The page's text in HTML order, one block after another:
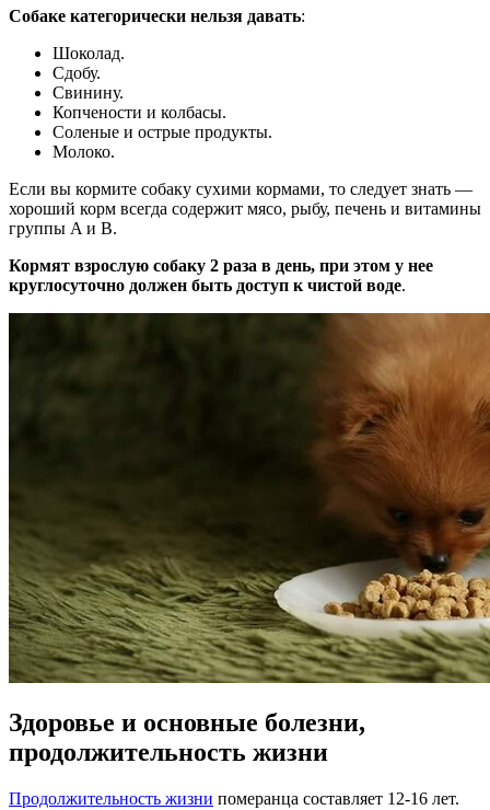
Собаке категорически нельзя давать:
Шоколад.
Сдобу.
Свинину.
Копчености и колбасы.
Соленые и острые продукты.
Молоко.
Если вы кормите собаку сухими кормами, то следует знать —
хороший корм всегда содержит мясо, рыбу, печень и витамины
группы A и B.
Кормят взрослую собаку 2 раза в день, при этом у нее
круглосуточно должен быть доступ к чистой воде.
Здоровье и основные болезни,
продолжительность жизни
Продолжительность жизни померанца составляет 12-16 лет.